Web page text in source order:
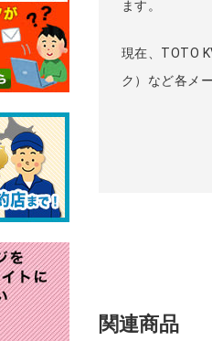
ます。
現在、TOTO
ク）など各メ
関連商品